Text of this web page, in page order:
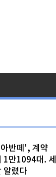
반떼', 계약
1만1094대. 세
알렸다